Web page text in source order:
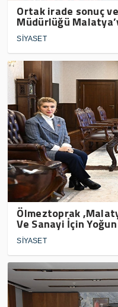
Ortak irade sonuç
Müdürlüğü
SİYASET
Ölmeztoprak
Ve Sanayi İçin
SİYASET